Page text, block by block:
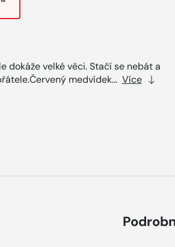
dokáže velké věci. Stačí se nebát a
medvídek... Více